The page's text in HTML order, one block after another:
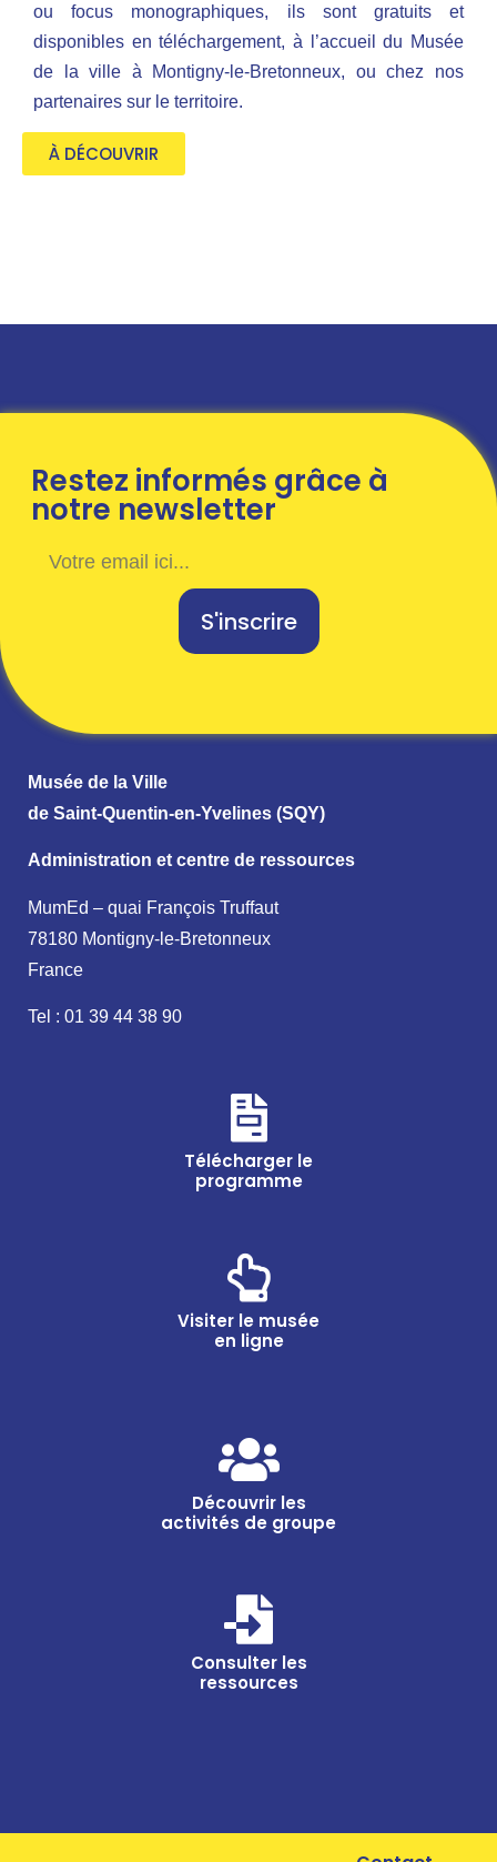
ou focus monographiques, ils sont gratuits et
disponibles en téléchargement, à l’accueil du Musée
de la ville à Montigny-le-Bretonneux, ou chez nos
partenaires sur le territoire.
À DÉCOUVRIR
Restez informés grâce à
notre newsletter
S'inscrire
Musée de la Ville
de Saint-Quentin-en-Yvelines (SQY)
Administration et centre de ressources
MumEd – quai François Truffaut
78180 Montigny-le-Bretonneux
France
Tel : 01 39 44 38 90
Télécharger le
programme
Visiter le musée
en ligne
Découvrir les
activités de groupe
Consulter les
ressources